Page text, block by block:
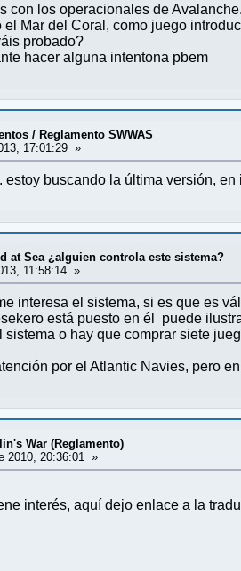
con los operacionales de Avalanche.
el Mar del Coral, como juego
probado?
hacer alguna intentona pbem
/Reglamento SWWAS
17:01:29 »
estoy buscando la última versión, en
at Sea ¿alguien controla este sistema?
11:58:14 »
interesa el sistema, si es que es
está puesto en él puede
sistema o hay que comprar siete
por el Atlantic Navies, pero
War (Reglamento)
2010, 20:36:01 »
interés, aquí dejo enlace a la